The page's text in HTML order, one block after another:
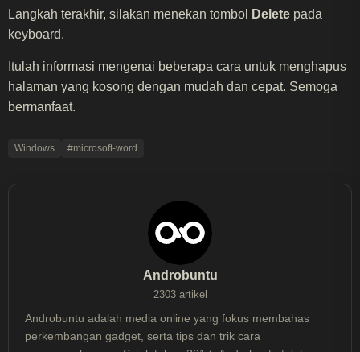
Langkah terakhir, silakan menekan tombol Delete pada
keyboard.
Itulah informasi mengenai beberapa cara untuk menghapus
halaman yang kosong dengan mudah dan cepat. Semoga
bermanfaat.
Windows #microsoft-word
Androbuntu
2303 artikel
Androbuntu adalah media online yang fokus membahas
perkembangan gadget, serta tips dan trik cara